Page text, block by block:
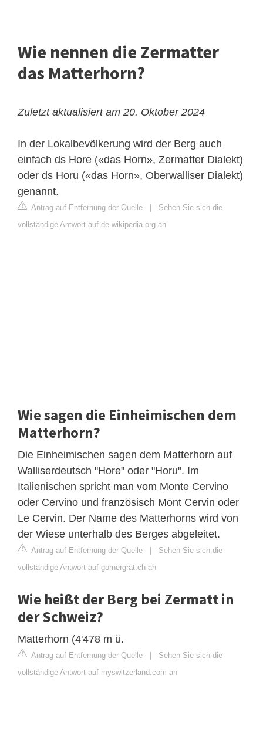
Wie nennen die Zermatter
das Matterhorn?
Zuletzt aktualisiert am 20. Oktober 2024
In der Lokalbevölkerung wird der Berg auch
einfach ds Hore («das Horn», Zermatter Dialekt)
oder ds Horu («das Horn», Oberwalliser Dialekt)
genannt.
Antrag auf Entfernung der Quelle
Sehen Sie sich die
vollständige Antwort auf de.wikipedia.org an
Wie sagen die Einheimischen dem
Matterhorn?
Die Einheimischen sagen dem Matterhorn auf
Walliserdeutsch "Hore" oder "Horu". Im
Italienischen spricht man vom Monte Cervino
oder Cervino und französisch Mont Cervin oder
Le Cervin. Der Name des Matterhorns wird von
der Wiese unterhalb des Berges abgeleitet.
Antrag auf Entfernung der Quelle
Sehen Sie sich die
vollständige Antwort auf gornergrat.ch an
Wie heißt der Berg bei Zermatt in
der Schweiz?
Matterhorn (4'478 m ü.
Antrag auf Entfernung der Quelle
Sehen Sie sich die
vollständige Antwort auf myswitzerland.com an